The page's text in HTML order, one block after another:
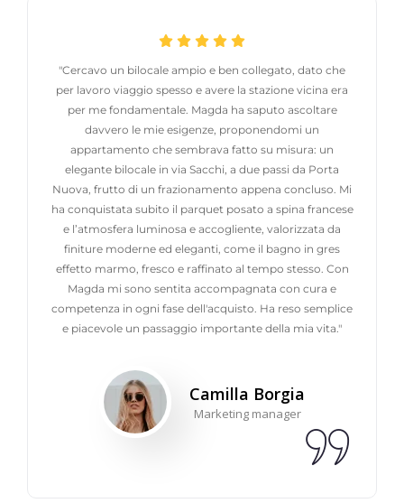
"Cercavo un bilocale ampio e ben collegato, dato che
per lavoro viaggio spesso e avere la stazione vicina era
per me fondamentale. Magda ha saputo ascoltare
davvero le mie esigenze, proponendomi un
appartamento che sembrava fatto su misura: un
elegante bilocale in via Sacchi, a due passi da Porta
Nuova, frutto di un frazionamento appena concluso. Mi
ha conquistata subito il parquet posato a spina francese
e l’atmosfera luminosa e accogliente, valorizzata da
finiture moderne ed eleganti, come il bagno in gres
effetto marmo, fresco e raffinato al tempo stesso. Con
Magda mi sono sentita accompagnata con cura e
competenza in ogni fase dell'acquisto. Ha reso semplice
e piacevole un passaggio importante della mia vita."
Camilla Borgia
Marketing manager